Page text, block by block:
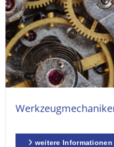
weitere Informationen